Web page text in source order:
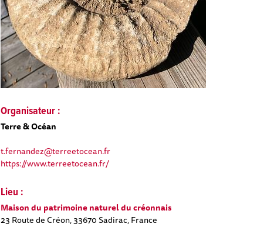
Organisateur :
Terre & Océan
t.fernandez@terreetocean.fr
https://www.terreetocean.fr/
Lieu :
Maison du patrimoine naturel du créonnais
23 Route de Créon, 33670 Sadirac, France